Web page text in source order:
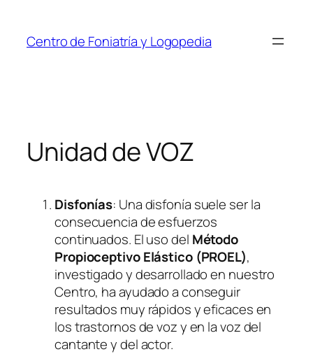
contenido
Centro de Foniatría y Logopedia
Unidad de VOZ
Disfonías: Una disfonía suele ser la
consecuencia de esfuerzos
continuados. El uso del Método
Propioceptivo Elástico (PROEL),
investigado y desarrollado en nuestro
Centro, ha ayudado a conseguir
resultados muy rápidos y eficaces en
los trastornos de voz y en la voz del
cantante y del actor.